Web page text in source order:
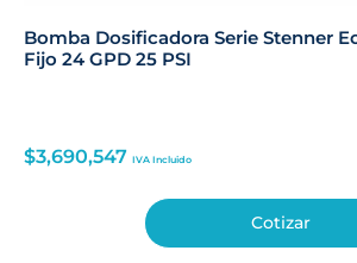
Bomba Dosificadora Serie Stenner
Fijo 24 GPD 25 PSI
$3,690,547 IVA Incluido
Cotizar